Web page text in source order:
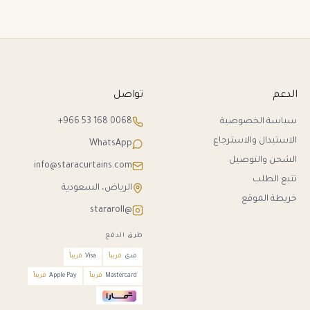
الدعم
سياسة الخصوصية
الاستبدال والاسترجاع
الشحن والتوصيل
تتبع الطلب
خريطة الموقع
تواصل
+966 53 168 0068
WhatsApp
info@staracurtains.com
الرياض، السعودية
@stararoll
طرق الدفع
مدى قريباً Visa قريباً
Mastercard قريباً Apple Pay قريباً